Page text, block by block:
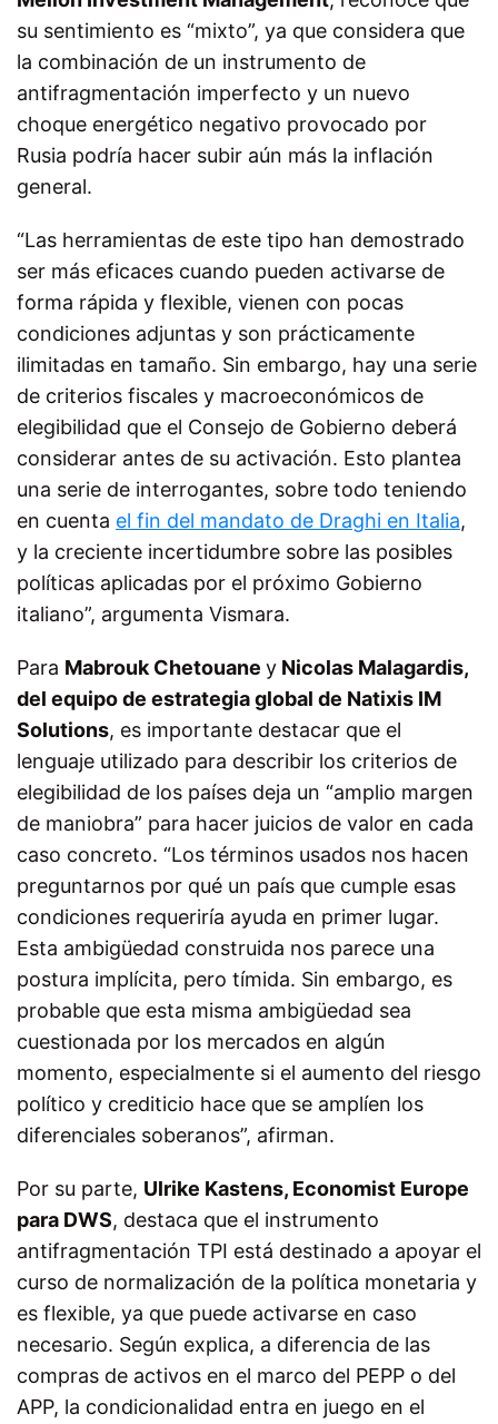
su sentimiento es “mixto”, ya que considera que
la combinación de un instrumento de
antifragmentación imperfecto y un nuevo
choque energético negativo provocado por
Rusia podría hacer subir aún más la inflación
general.
“Las herramientas de este tipo han demostrado
ser más eficaces cuando pueden activarse de
forma rápida y flexible, vienen con pocas
condiciones adjuntas y son prácticamente
ilimitadas en tamaño. Sin embargo, hay una serie
de criterios fiscales y macroeconómicos de
elegibilidad que el Consejo de Gobierno deberá
considerar antes de su activación. Esto plantea
una serie de interrogantes, sobre todo teniendo
en cuenta el fin del mandato de Draghi en Italia,
y la creciente incertidumbre sobre las posibles
políticas aplicadas por el próximo Gobierno
italiano”, argumenta Vismara.
Para Mabrouk Chetouane y Nicolas Malagardis,
del equipo de estrategia global de Natixis IM
Solutions, es importante destacar que el
lenguaje utilizado para describir los criterios de
elegibilidad de los países deja un “amplio margen
de maniobra” para hacer juicios de valor en cada
caso concreto. “Los términos usados nos hacen
preguntarnos por qué un país que cumple esas
condiciones requeriría ayuda en primer lugar.
Esta ambigüedad construida nos parece una
postura implícita, pero tímida. Sin embargo, es
probable que esta misma ambigüedad sea
cuestionada por los mercados en algún
momento, especialmente si el aumento del riesgo
político y crediticio hace que se amplíen los
diferenciales soberanos”, afirman.
Por su parte, Ulrike Kastens, Economist Europe
para DWS, destaca que el instrumento
antifragmentación TPI está destinado a apoyar el
curso de normalización de la política monetaria y
es flexible, ya que puede activarse en caso
necesario. Según explica, a diferencia de las
compras de activos en el marco del PEPP o del
APP, la condicionalidad entra en juego en el